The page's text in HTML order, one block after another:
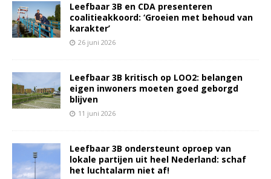
Leefbaar 3B en CDA presenteren
coalitieakkoord: ‘Groeien met behoud van
karakter’
26 juni 2026
Leefbaar 3B kritisch op LOO2: belangen
eigen inwoners moeten goed geborgd
blijven
11 juni 2026
Leefbaar 3B ondersteunt oproep van
lokale partijen uit heel Nederland: schaf
het luchtalarm niet af!